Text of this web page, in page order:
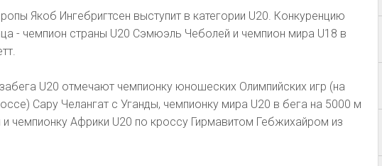
Якоб Ингебригтсен выступит в категории U20. Конкуренцию
- чемпион страны U20 Сэмюэль Чеболей и чемпион мира U18 в
U20 отмечают чемпионку юношеских Олимпийских игр (на
Сару Челангат с Уганды, чемпионку мира U20 в бега на 5000 м
и чемпионку Африки U20 по кроссу Гирмавитом Гебжихайром из